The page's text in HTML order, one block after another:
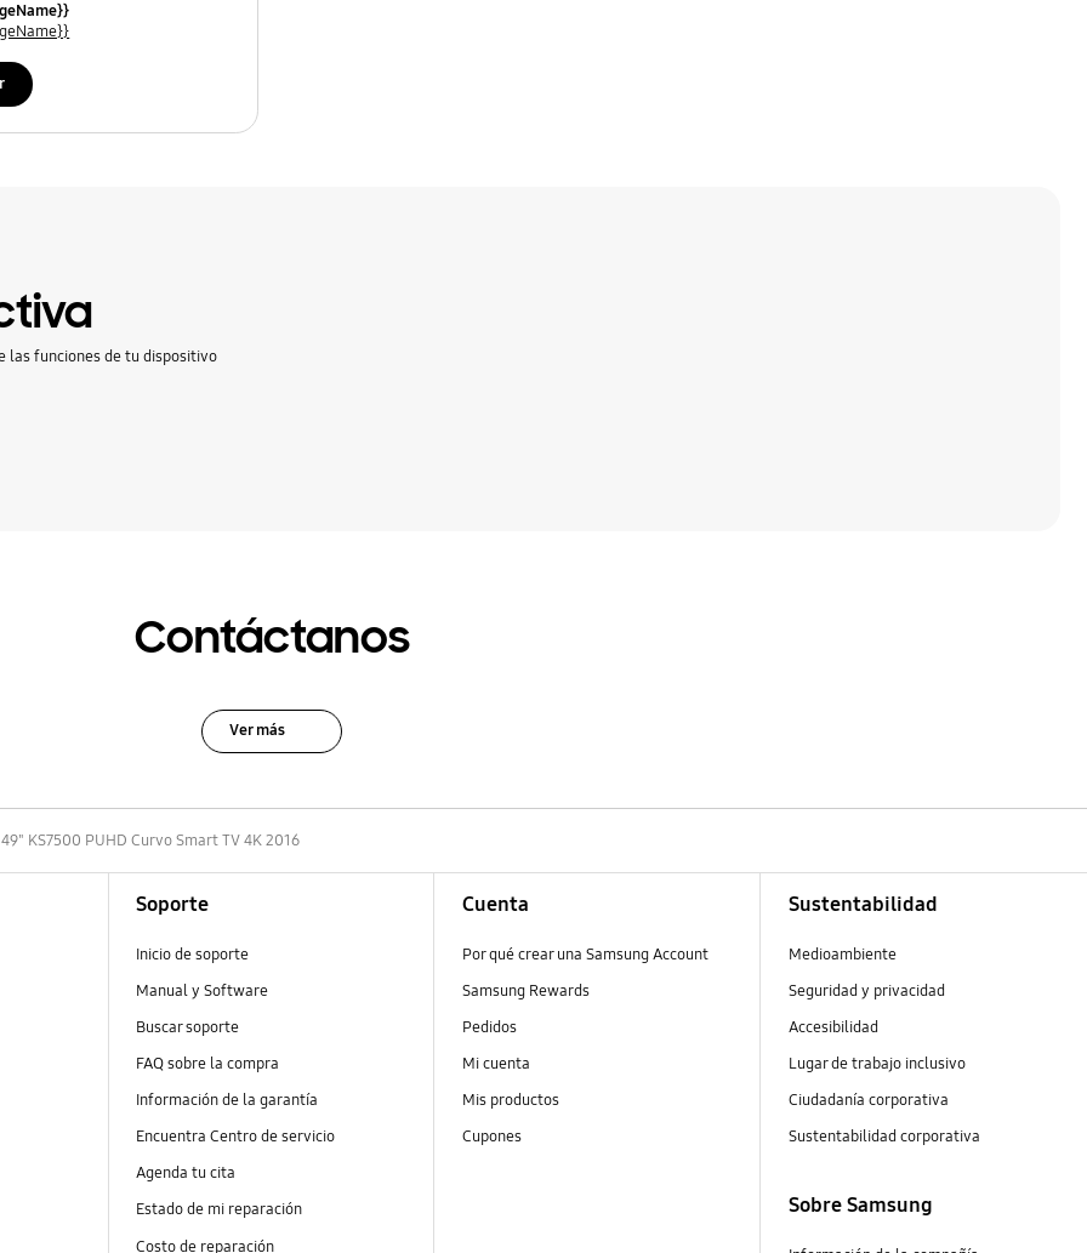
las funciones de tu dispositivo
Contáctanos
Ver más
49" KS7500 PUHD Curvo Smart TV 4K 2016
Soporte
Inicio de soporte
Manual y Software
Buscar soporte
FAQ sobre la compra
Información de la garantía
Encuentra Centro de servicio
Agenda tu cita
Estado de mi reparación
Costo de reparación
Cuenta
Por qué crear una Samsung Account
Samsung Rewards
Pedidos
Mi cuenta
Mis productos
Cupones
Sustentabilidad
Medioambiente
Seguridad y privacidad
Accesibilidad
Lugar de trabajo inclusivo
Ciudadanía corporativa
Sustentabilidad corporativa
Sobre Samsung